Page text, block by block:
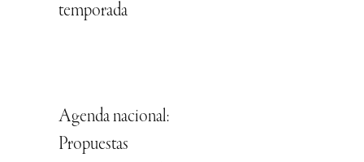
temporada
Agenda nacional:
Propuestas